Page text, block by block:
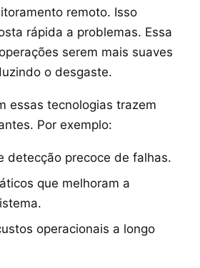
remoto. Isso
rápida a problemas. Essa
serem mais suaves
o desgaste.
essas tecnologias trazem
Por exemplo:
detecção precoce de falhas.
que melhoram a
operacionais a longo